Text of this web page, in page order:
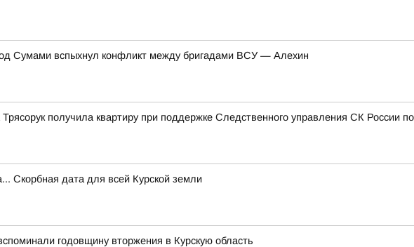
Сумами вспыхнул конфликт между бригадами ВСУ — Алехин
получила квартиру при поддержке Следственного управления СК России
Скорбная дата для всей Курской земли
годовщину вторжения в Курскую область